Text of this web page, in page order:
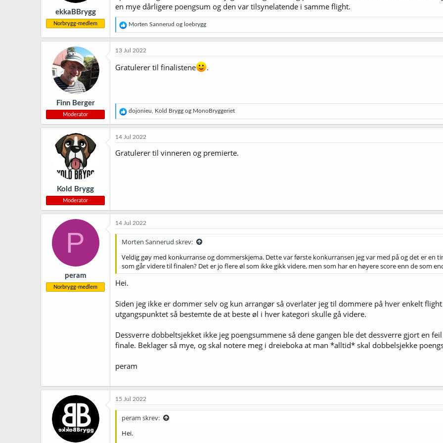
ekkaBBrygg
Norbrygg-medlem
en mye dårligere poengsum og den var tilsynelatende i samme flight.
R
e
a
k
o
:
Morten Sannerud og loebrygg
Finn Berger
Moderator
13 Jul 2022
Gratulerer til finalistene .
R
e
a
k
j
o
dojonieu Kold Brygg og MonoBryggeriet
Kold Brygg
Moderator
14 Jul 2022
Gratulerer til vinneren og premierte.
P
peram
Norbrygg-medlem
14 Jul 2022
Morten Sannerud skrev:
Veldig gøy med konkurranse og dommerskjema. Dette var første konkurransen jeg var med på og det er en
som går videre til finalen? Det er jo flere øl som ikke gikk videre, men som har en høyere score enn de som
Hei.
Siden jeg ikke er dommer selv og kun arrangør så overlater jeg til dommere på hver enkelt
utgangspunktet så bestemte de at beste øl i hver kategori skulle gå videre.
Dessverre dobbeltsjekket ikke jeg poengsummene så dene gangen ble det dessverre gjort en
finale. Beklager så mye, og skal notere meg i dreieboka at man *alltid* skal dobbelsjekke
peram
15 Jul 2022
peram skrev:
Hei.